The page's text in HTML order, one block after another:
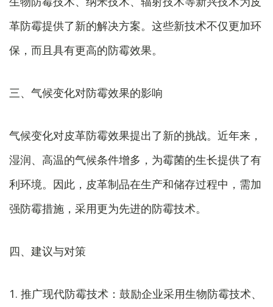
革防霉提供了新的解决方案。这些新技术不仅更加环
保，而且具有更高的防霉效果。
三、气候变化对防霉效果的影响
气候变化对皮革防霉效果提出了新的挑战。近年来，
湿润、高温的气候条件增多，为霉菌的生长提供了有
利环境。因此，皮革制品在生产和储存过程中，需加
强防霉措施，采用更为先进的防霉技术。
四、建议与对策
1. 推广现代防霉技术：鼓励企业采用生物防霉技术、